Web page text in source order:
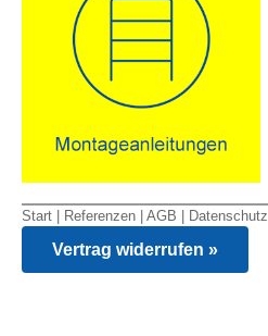
Start Referenzen AGB Datenschutz
Vertrag widerrufen »